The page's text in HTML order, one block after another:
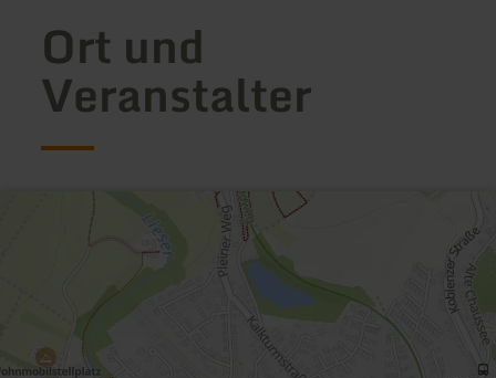
Ort und
Veranstalter